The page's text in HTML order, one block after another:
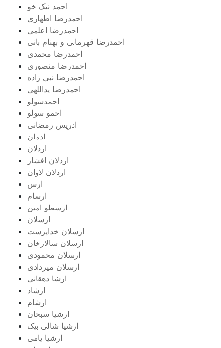
احمد نیک خو
احمدرضا اطهاری
احمدرضا اعلمی
احمدرضا قهرمانی و بهنام بانی
احمدرضا محمدی
احمدرضا منصوری
احمدرضا نبی زاده
احمدرضا یداللهی
احمدسولو
احمو سولو
ادریس رمضانی
ادمان
اردلان
اردلان افشار
اردلان لاوان
ارس
ارسام
ارسطو امین
ارسلان
ارسلان خداپرست
ارسلان سالارخان
ارسلان محمودی
ارسلان میردادی
ارشا دهقانی
ارشاد
ارشام
ارشیا سبحان
ارشیا شالی بیک
ارشیا یامی